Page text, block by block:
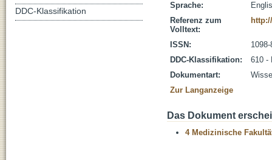
Sprache:
Referenz zum
Volltext:
ISSN:
DDC-Klassifikation:
610 -
Dokumentart:
Zur Langanzeige
Das Dokument
4 Medizinische
DDC-Klassifikation